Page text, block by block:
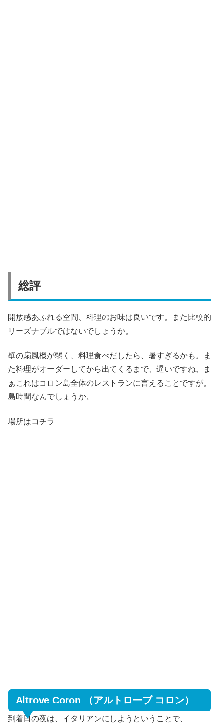
総評
開放感あふれる空間、料理のお味は良いです。また比較的
リーズナブルではないでしょうか。
壁の扇風機が弱く、料理食べだしたら、暑すぎるかも。ま
た料理がオーダーしてから出てくるまで、遅いですね。ま
ぁこれはコロン島全体のレストランに言えることですが。
島時間なんでしょうか。
場所はコチラ
Altrove Coron （アルトローブ コロン）
到着日の夜は、イタリアンにしようということで、